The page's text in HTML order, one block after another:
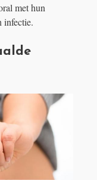
met hun
infectie.